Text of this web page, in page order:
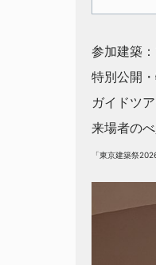
参加建築
特別公開
ガイドツ
来場者の
「東京建築祭